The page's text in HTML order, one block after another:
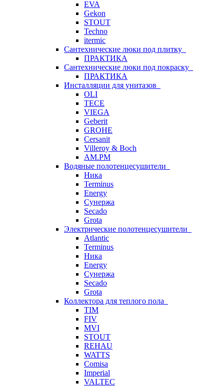
EVA
Gekon
STOUT
Techno
itermic
Сантехнические люки под плитку
ПРАКТИКА
Сантехнические люки под покраску
ПРАКТИКА
Инсталляции для унитазов
OLI
TECE
VIEGA
Geberit
GROHE
Cersanit
Villeroy & Boch
AM.PM
Водяные полотенцесушители
Ника
Terminus
Energy
Сунержа
Secado
Grota
Электрические полотенцесушители
Atlantic
Terminus
Ника
Energy
Сунержа
Secado
Grota
Коллектора для теплого пола
TIM
FIV
MVI
STOUT
REHAU
WATTS
Comisa
Imperial
VALTEC